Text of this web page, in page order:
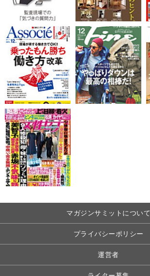
マガジンサミットについて
プライバシーポリシー
運営者